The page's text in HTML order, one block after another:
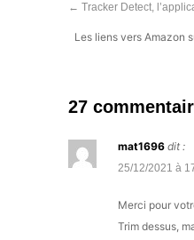
← Tracker Detect,
Les liens vers Amazon
27
mat1696 dit :
25/12/2021 à
Merci pour
Trim dessus,